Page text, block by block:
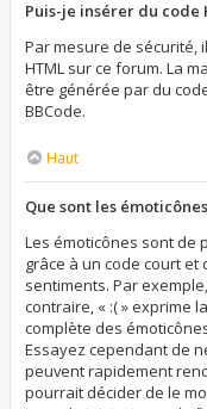
Puis-je insérer du code
Par mesure de sécurité,
HTML sur ce forum. La
être générée par du
BBCode.
Haut
Que sont les
Les émoticônes sont de
grâce à un code court et
sentiments. Par
contraire, « :( » exprime
complète des
Essayez cependant de
peuvent rapidement
pourrait décider de le